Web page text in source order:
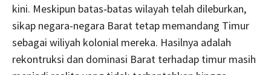
kini. Meskipun batas‐batas wilayah telah dileburkan,
sikap negara-negara Barat tetap memandang Timur
sebagai wiliyah kolonial mereka. Hasilnya adalah
rekontruksi dan dominasi Barat terhadap timur masih